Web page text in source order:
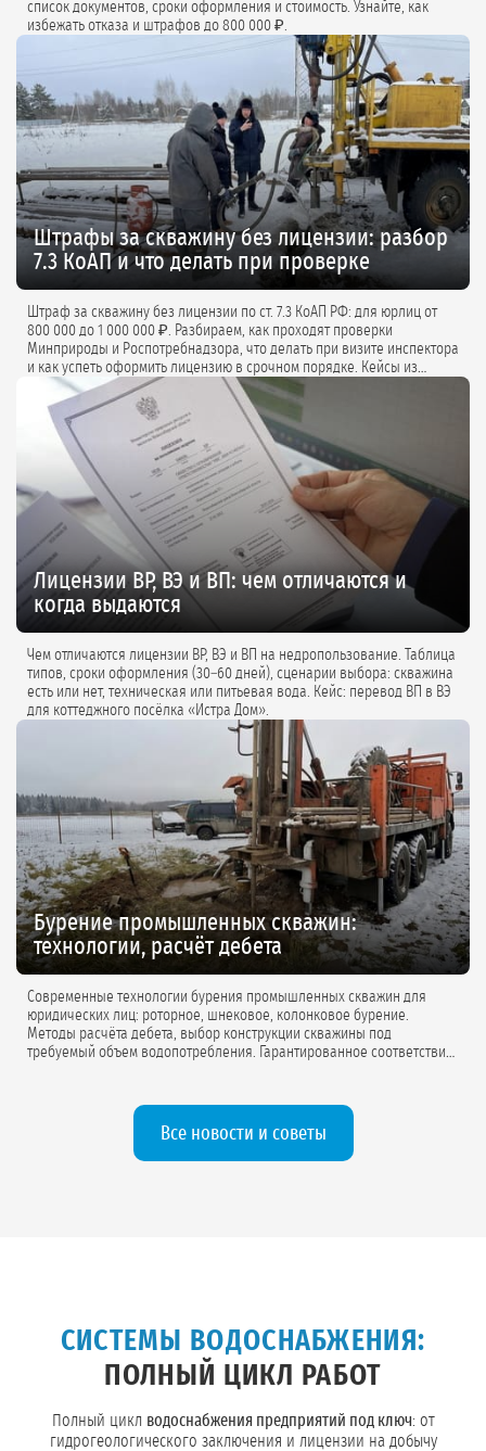
список документов, сроки оформления и стоимость. Узнайте, как
избежать отказа и штрафов до 800 000 ₽.
Штрафы за скважину без лицензии: разбор
7.3 КоАП и что делать при проверке
Штраф за скважину без лицензии по ст. 7.3 КоАП РФ: для юрлиц от
800 000 до 1 000 000 ₽. Разбираем, как проходят проверки
Минприроды и Роспотребнадзора, что делать при визите инспектора
и как успеть оформить лицензию в срочном порядке. Кейсы из
практики и советы экспертов.
Лицензии ВР, ВЭ и ВП: чем отличаются и
когда выдаются
Чем отличаются лицензии ВР, ВЭ и ВП на недропользование. Таблица
типов, сроки оформления (30–60 дней), сценарии выбора: скважина
есть или нет, техническая или питьевая вода. Кейс: перевод ВП в ВЭ
для коттеджного посёлка «Истра Дом».
Бурение промышленных скважин:
технологии, расчёт дебета
Современные технологии бурения промышленных скважин для
юридических лиц: роторное, шнековое, колонковое бурение.
Методы расчёта дебета, выбор конструкции скважины под
требуемый объем водопотребления. Гарантированное соответствие
Все новости и советы
СИСТЕМЫ ВОДОСНАБЖЕНИЯ:
ПОЛНЫЙ ЦИКЛ РАБОТ
Полный цикл водоснабжения предприятий под ключ: от
гидрогеологического заключения и лицензии на добычу